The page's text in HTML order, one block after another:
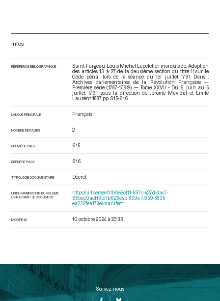
Infos
RÉFÉRENCE BIBLIOGRAPHIQUE
Saint-Fargeau Louis Michel Lepeletier, marquis de. Adoption
des articles 13 à 27 de la deuxième section du titre II sur le
Code pénal, lors de la séance du 1er juillet 1791. Dans :
Archives parlementaires de la Révolution Française —
Première série (1787-1799) — Tome XXVII - Du 6 juin au 5
juillet 1791
, sous la direction de Jérôme Mavidal et Emile
Laurent. 1887. pp. 615-616.
LANGUE PRINCIPALE Français
NOMBRE DE PAGES 2
PREMIÈRE PAGE 615
DERNIÈRE PAGE 616
TYPOLOGIE DOCUMENTAIRE Décret
URI DU MANIFEST IIIF DU VOLUME
CONTENANT LE DOCUMENT
https://iiif.persee.fr/b0e2cf11-597c-427d-8ac7-
68bcc0acf13b/1b623e4b-839e-4959-8835-
ea232fea178e/manifest
MODIFIÉ LE 10 octobre 2024 à 23:33
Suivez-nous